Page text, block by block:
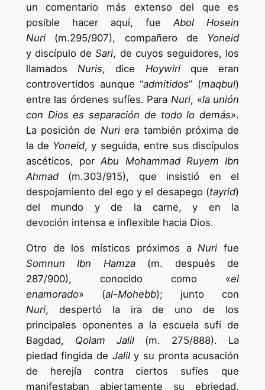
un comentario más extenso del que es
posible hacer aquí, fueAbol Hosein
Nuri(m.295/907), compañero de Yoneid
y discípulo deSari, de cuyos seguidores, los
llamados Nuris, dice Hoywirique eran
controvertidos aunque “admitidos” (maqbul)
entre las órdenes sufíes. Para Nuri, «la unión
con Dios es separación de todo lo demás».
La posición de Nuriera también próxima de
la de Yoneid, y seguida, entre sus discípulos
ascéticos, porAbu Mohammad Ruyem Ibn
Ahmad (m.303/915), que insistió en el
despojamiento del ego y el desapego (tayrid)
del mundo y de la carne, y en la
devoción intensa e inflexible hacia Dios.
Otro de los místicos próximos a Nurifue
Somnun Ibn Hamza(m. después de
287/900), conocido como «el
enamorado» (al-Mohebb); junto con
Nuri, despertó la ira de uno de los
principales oponentes a la escuela sufí de
Bagdad, Qolam Jalil(m. 275/888). La
piedad fingida de Jalily su pronta acusación
de herejía contra ciertos sufíes que
manifestaban abiertamente su ebriedad,